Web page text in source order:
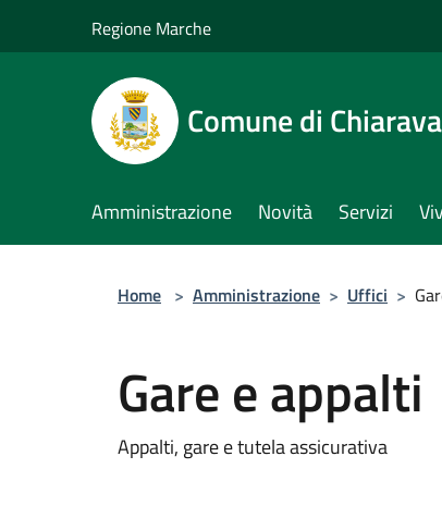
Regione Marche
Comune di
Amministrazione Novità Servizi
Home > Amministrazione > Uffici >
Gare e appalti
Appalti, gare e tutela assicurativa